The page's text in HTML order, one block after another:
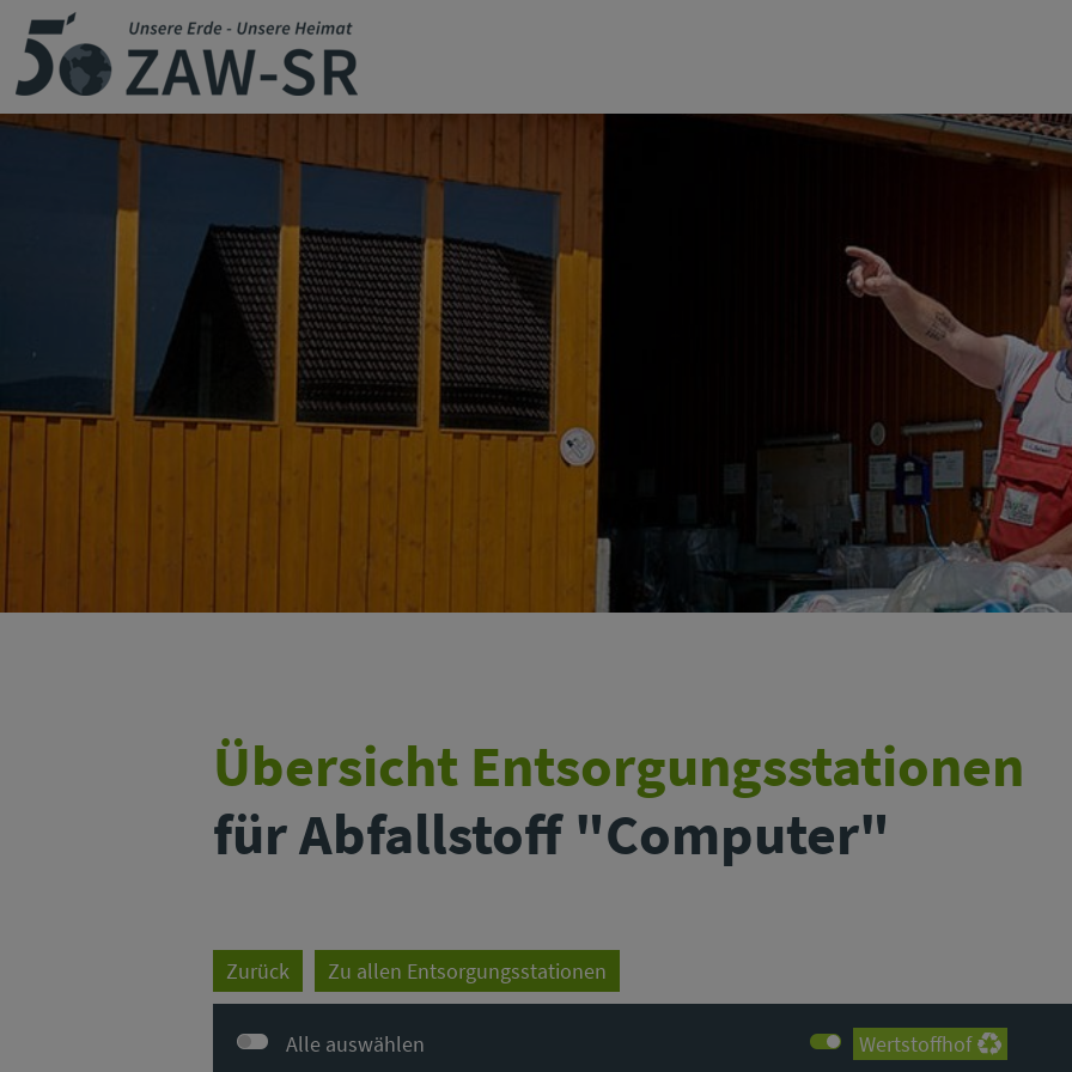
Übersicht Entsorgungsstationen
für Abfallstoff "Computer"
Zurück Zu allen Entsorgungsstationen
Alle auswählen Wertstoffhof